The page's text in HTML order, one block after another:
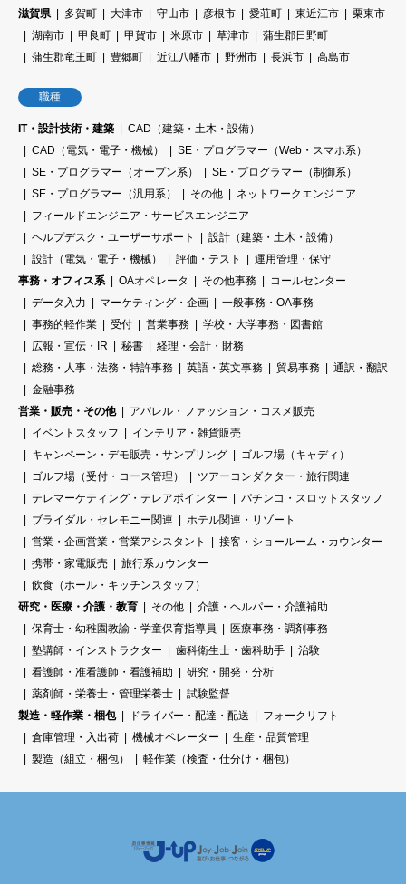
滋賀県
多賀町 大津市 守山市 彦根市 愛荘町 東近江市
栗東市
湖南市
甲良町 甲賀市 米原市 草津市
蒲生郡日野町
蒲生郡竜王町
豊郷町 近江八幡市 野洲市 長浜市 高島市
職種
IT・設計技術・建築
CAD（建築・土木・設備）
CAD（電気・電子・機械）
SE・プログラマー（Web・スマホ系）
SE・プログラマー（オープン系）
SE・プログラマー（制御系）
SE・プログラマー（汎用系）
その他
ネットワークエンジニア
フィールドエンジニア・サービスエンジニア
ヘルプデスク・ユーザーサポート
設計（建築・土木・設備）
設計（電気・電子・機械）
評価・テスト
運用管理・保守
事務・オフィス系
OAオペレータ その他事務
コールセンター
データ入力
マーケティング・企画
一般事務・OA事務
事務的軽作業
受付 営業事務
学校・大学事務・図書館
広報・宣伝・IR
秘書
経理・会計・財務
総務・人事・法務・特許事務
英語・英文事務 貿易事務
通訳・翻訳
金融事務
営業・販売・その他
アパレル・ファッション・コスメ販売
イベントスタッフ
インテリア・雑貨販売
キャンペーン・デモ販売・サンプリング
ゴルフ場（キャディ）
ゴルフ場（受付・コース管理）
ツアーコンダクター・旅行関連
テレマーケティング・テレアポインター
パチンコ・スロットスタッフ
ブライダル・セレモニー関連
ホテル関連・リゾート
営業・企画営業・営業アシスタント
接客・ショールーム・カウンター
携帯・家電販売
旅行系カウンター
飲食（ホール・キッチンスタッフ）
研究・医療・介護・教育
その他
介護・ヘルパー・介護補助
保育士・幼稚園教諭・学童保育指導員
医療事務・調剤事務
塾講師・インストラクター
歯科衛生士・歯科助手
治験
看護師・准看護師・看護補助
研究・開発・分析
薬剤師・栄養士・管理栄養士
試験監督
製造・軽作業・梱包
ドライバー・配達・配送
フォークリフト
倉庫管理・入出荷
機械オペレーター
生産・品質管理
製造（組立・梱包）
軽作業（検査・仕分け・梱包）